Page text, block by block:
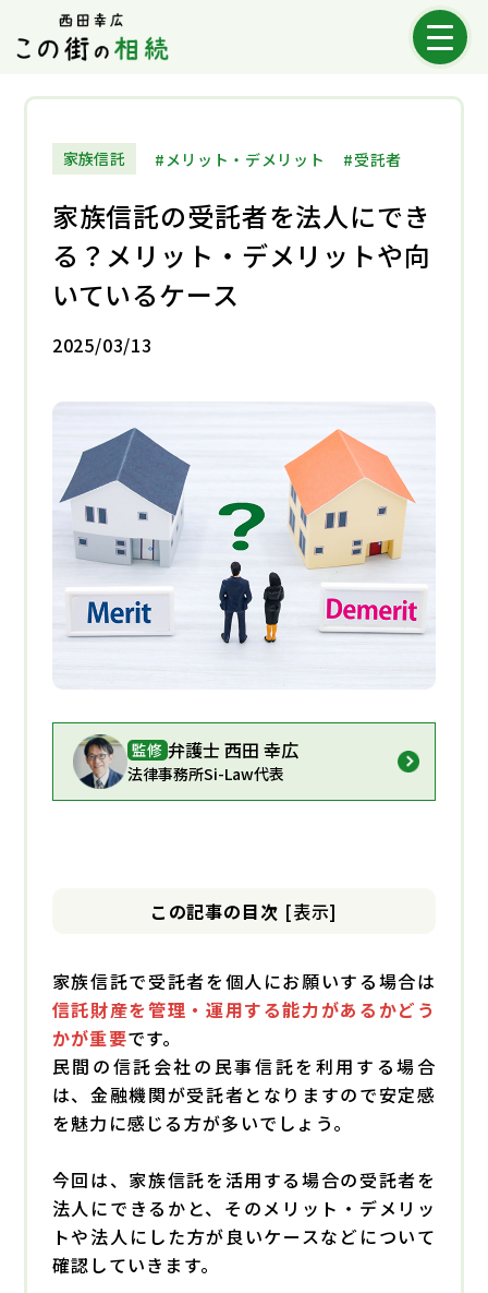
メニ
家族信託 メリット・デメリット 受託者
家族信託の受託者を法人にでき
る？メリット・デメリットや向
いているケース
2025/03/13
監修 弁護士 西田 幸広
法律事務所Si-Law代表
この記事の目次 [表示]
家族信託で受託者を個人にお願いする場合は
信託財産を管理・運用する能力があるかどう
かが重要です。
民間の信託会社の民事信託を利用する場合
は、金融機関が受託者となりますので安定感
を魅力に感じる方が多いでしょう。
今回は、家族信託を活用する場合の受託者を
法人にできるかと、そのメリット・デメリッ
トや法人にした方が良いケースなどについて
確認していきます。